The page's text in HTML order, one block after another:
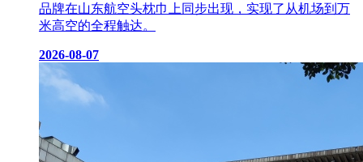
品牌在山东航空头枕巾上同步出现，实现了从机场到万
米高空的全程触达。
2026-08-07